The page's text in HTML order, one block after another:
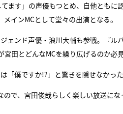
ます」の声優もつとめ、自他とも
インMCとして堂々の出演となる。
ェンド声優・浪川大輔も参戦。『
田とどんなMCを繰り広げるのか必見
「僕ですか!?」と驚きを隠せなかった
で、宮田俊哉らしく楽しい放送に